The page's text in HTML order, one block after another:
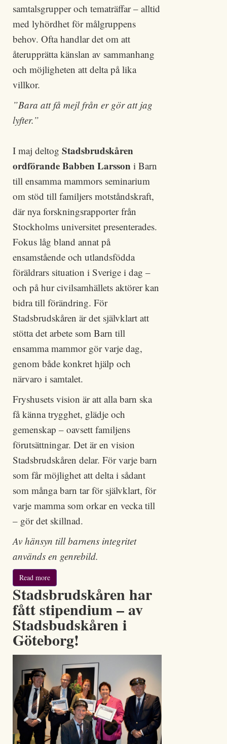
samtalsgrupper och tematräffar – alltid
med lyhördhet för målgruppens
behov. Ofta handlar det om att
återupprätta känslan av sammanhang
och möjligheten att delta på lika
villkor.
”Bara att få mejl från er gör att jag
lyfter.”
I maj deltog Stadsbrudskåren
ordförande Babben Larsson i Barn
till ensamma mammors seminarium
om stöd till familjers motståndskraft,
där nya forskningsrapporter från
Stockholms universitet presenterades.
Fokus låg bland annat på
ensamstående och utlandsfödda
föräldrars situation i Sverige i dag –
och på hur civilsamhällets aktörer kan
bidra till förändring. För
Stadsbrudskåren är det självklart att
stötta det arbete som Barn till
ensamma mammor gör varje dag,
genom både konkret hjälp och
närvaro i samtalet.
Fryshusets vision är att alla barn ska
få känna trygghet, glädje och
gemenskap – oavsett familjens
förutsättningar. Det är en vision
Stadsbrudskåren delar. För varje barn
som får möjlighet att delta i sådant
som många barn tar för självklart, för
varje mamma som orkar en vecka till
– gör det skillnad.
Av hänsyn till barnens integritet
används en genrebild.
Read more
Stadsbrudskåren har
fått stipendium – av
Stadsbudskåren i
Göteborg!